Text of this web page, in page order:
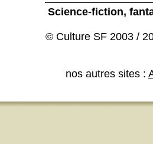
Science-fiction,
© Culture SF 2003 /
nos autres sites :